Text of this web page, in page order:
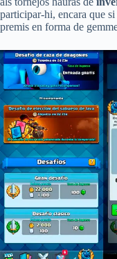
participar-hi, encara que
premis en forma de